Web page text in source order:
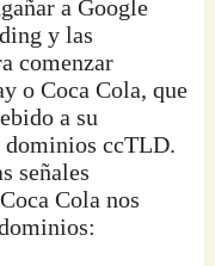
a Google
y las
comenzar
o Coca Cola, que
a su
dominios ccTLD.
señales
Cola nos